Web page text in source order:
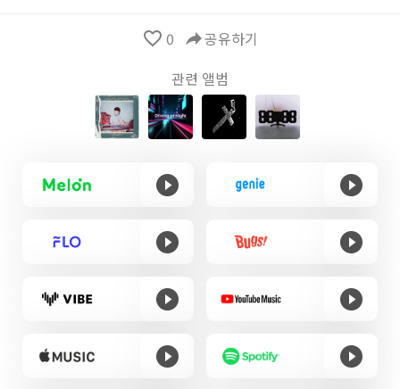
favorite_border 0 reply공유하기
관련 앨범